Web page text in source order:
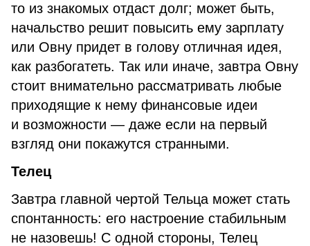
то из знакомых отдаст долг; может быть,
начальство решит повысить ему зарплату
или Овну придет в голову отличная идея,
как разбогатеть. Так или иначе, завтра Овну
стоит внимательно рассматривать любые
приходящие к нему финансовые идеи
и возможности — даже если на первый
взгляд они покажутся странными.
Телец
Завтра главной чертой Тельца может стать
спонтанность: его настроение стабильным
не назовешь! С одной стороны, Телец